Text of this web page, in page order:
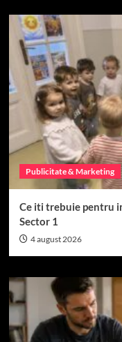
Publicitate & Marketing
Ce iti trebuie pentru
Sector 1
4 august 2026